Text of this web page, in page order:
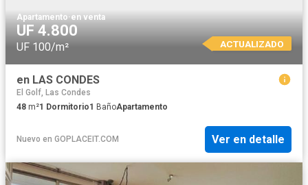
Apartamento·en venta
UF 4.800
UF 100/m² ACTUALIZADO
en LAS CONDES
El Golf, Las Condes
48 m²1 Dormitorio1 BañoApartamento
Nuevo en GOPLACEIT.COM Ver en detalle